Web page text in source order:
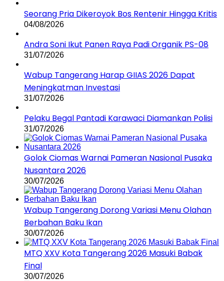
Seorang Pria Dikeroyok Bos Rentenir Hingga Kritis
04/08/2026
Andra Soni Ikut Panen Raya Padi Organik PS-08
31/07/2026
Wabup Tangerang Harap GIIAS 2026 Dapat
Meningkatman Investasi
31/07/2026
Pelaku Begal Pantadi Karawaci Diamankan Polisi
31/07/2026
Golok Ciomas Warnai Pameran Nasional Pusaka
Nusantara 2026
30/07/2026
Wabup Tangerang Dorong Variasi Menu Olahan
Berbahan Baku Ikan
30/07/2026
MTQ XXV Kota Tangerang 2026 Masuki Babak
Final
30/07/2026